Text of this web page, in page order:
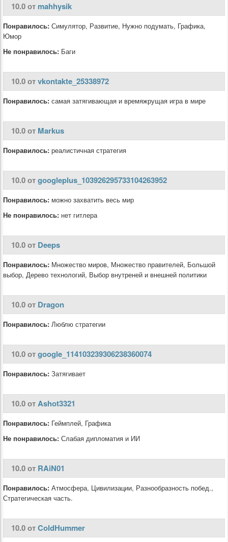
10.0 от mahhysik
Понравилось: Симулятор, Развитие, Нужно подумать, Графика,
Юмор
Не понравилось: Баги
10.0 отvkontakte_25338972
Понравилось: самая затягивающая и времяжрущая игра в мире
10.0 от Markus
Понравилось: реалистичная стратегия
10.0 отgoogleplus_103926295733104263952
Понравилось: можно захватить весь мир
Не понравилось: нет гитлера
10.0 от Deeps
Понравилось: Множество миров, Множество правителей, Большой
выбор, Дерево технологий, Выбор внутреней и внешней политики
10.0 от Dragon
Понравилось: Люблю стратегии
10.0 отgoogle_114103239306238360074
Понравилось: Затягивает
10.0 отAshot3321
Понравилось: Геймплей, Графика
Не понравилось: Слабая дипломатия и ИИ
10.0 от RAiN01
Понравилось: Атмосфера, Цивилизации, Разнообразность побед.,
Стратегическая часть.
10.0 отColdHummer